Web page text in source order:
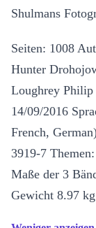
Shulmans
Seiten: 1008
Hunter
Loughrey
14/09/2016
French,
3919-7
Maße der 3
Gewicht 8.97